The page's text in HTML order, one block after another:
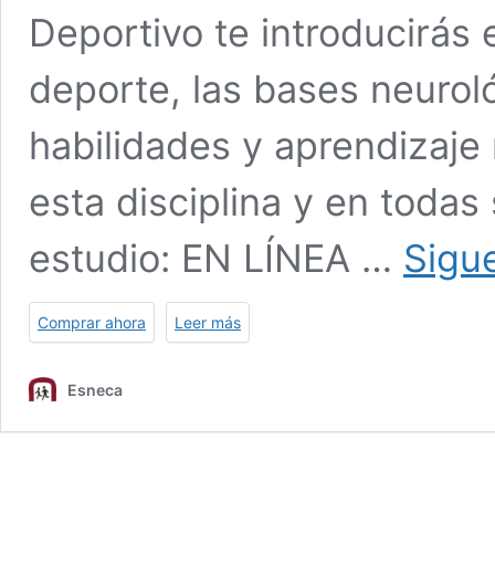
Deportivo te introducirás
deporte, las bases
habilidades y
esta disciplina y en
estudio: EN LÍNEA …
Comprar ahora Leer más
Esneca